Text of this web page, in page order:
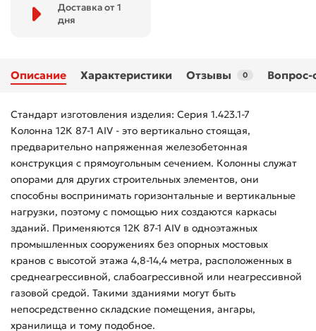
Доставка от 1
дня
Описание Характеристики Отзывы 0 Вопрос-
Стандарт изготовления изделия: Серия 1.423.1-7
Колонна 12К 87-1 АIV - это вертикально стоящая,
предварительно напряженная железобетонная
конструкция с прямоугольным сечением. Колонны служат
опорами для других строительных элементов, они
способны воспринимать горизонтальные и вертикальные
нагрузки, поэтому с помощью них создаются каркасы
зданий. Применяются 12К 87-1 АIV в одноэтажных
промышленных сооружениях без опорных мостовых
кранов с высотой этажа 4,8-14,4 метра, расположенных в
среднеагрессивной, слабоагрессивной или неагрессивной
газовой средой. Такими зданиями могут быть
непосредственно складские помещения, ангары,
хранилища и тому подобное.